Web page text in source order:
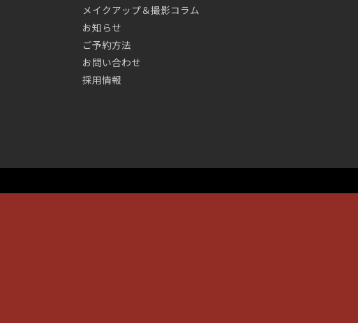
メイクアップ＆撮影コラム
お知らせ
ご予約方法
お問い合わせ
採用情報